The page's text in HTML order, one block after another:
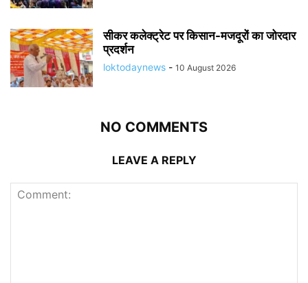
सीकर कलेक्ट्रेट पर किसान-मजदूरों का जोरदार
प्रदर्शन
loktodaynews - 10 August 2026
NO COMMENTS
LEAVE A REPLY